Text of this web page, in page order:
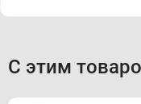
С этим